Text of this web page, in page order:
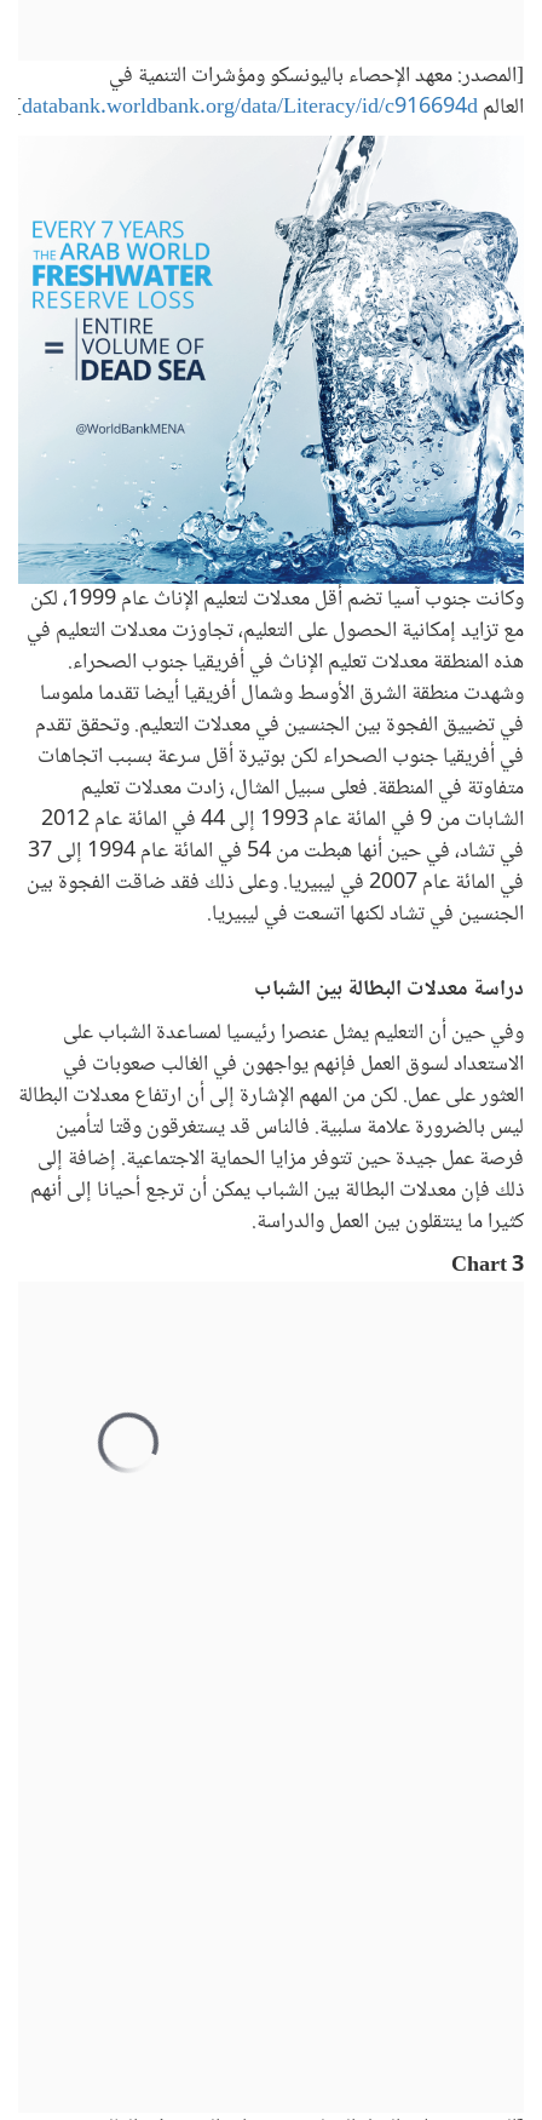
[المصدر: معهد الإحصاء باليونسكو ومؤشرات التنمية في
العالمdatabank.worldbank.org/data/Literacy/id/c916694d
]
وكانت جنوب آسيا تضم أقل معدلات لتعليم الإناث عام 1999، لكن
مع تزايد إمكانية الحصول على التعليم، تجاوزت معدلات التعليم في
هذه المنطقة معدلات تعليم الإناث في أفريقيا جنوب الصحراء.
وشهدت منطقة الشرق الأوسط وشمال أفريقيا أيضا تقدما ملموسا
في تضييق الفجوة بين الجنسين في معدلات التعليم. وتحقق تقدم
في أفريقيا جنوب الصحراء لكن بوتيرة أقل سرعة بسبب اتجاهات
متفاوتة في المنطقة. فعلى سبيل المثال، زادت معدلات تعليم
الشابات من 9 في المائة عام 1993 إلى 44 في المائة عام 2012
في تشاد، في حين أنها هبطت من 54 في المائة عام 1994 إلى 37
في المائة عام 2007 في ليبيريا. وعلى ذلك فقد ضاقت الفجوة بين
الجنسين في تشاد لكنها اتسعت في ليبيريا.
دراسة معدلات البطالة بين الشباب
وفي حين أن التعليم يمثل عنصرا رئيسيا لمساعدة الشباب على
الاستعداد لسوق العمل فإنهم يواجهون في الغالب صعوبات في
العثور على عمل. لكن من المهم الإشارة إلى أن ارتفاع معدلات البطالة
ليس بالضرورة علامة سلبية. فالناس قد يستغرقون وقتا لتأمين
فرصة عمل جيدة حين تتوفر مزايا الحماية الاجتماعية. إضافة إلى
ذلك فإن معدلات البطالة بين الشباب يمكن أن ترجع أحيانا إلى أنهم
كثيرا ما ينتقلون بين العمل والدراسة.
Chart 3